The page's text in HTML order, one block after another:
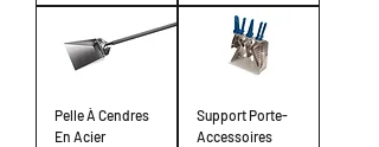
Pelle À Cendres
En Acier
Support Porte-
Accessoires